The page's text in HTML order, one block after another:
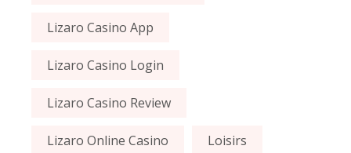
Lizaro Casino App
Lizaro Casino Login
Lizaro Casino Review
Lizaro Online Casino Loisirs